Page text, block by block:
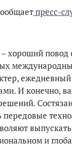
пресс-
хороший повод
И конечно,
выпускать
и